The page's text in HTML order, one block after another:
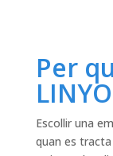
Per
Escollir una
quan es tracta